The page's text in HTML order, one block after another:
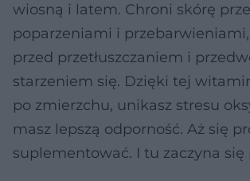
wiosną i latem. Chroni skórę
poparzeniami i
przed przetłuszczaniem i
starzeniem się. Dzięki tej
po zmierzchu, unikasz stresu
masz lepszą odporność. Aż się
suplementować. I tu zaczyna się